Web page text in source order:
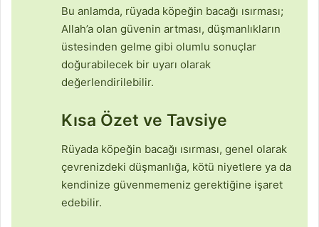
Bu anlamda, rüyada köpeğin bacağı ısırması;
Allah’a olan güvenin artması, düşmanlıkların
üstesinden gelme gibi olumlu sonuçlar
doğurabilecek bir uyarı olarak
değerlendirilebilir.
Kısa Özet ve Tavsiye
Rüyada köpeğin bacağı ısırması, genel olarak
çevrenizdeki düşmanlığa, kötü niyetlere ya da
kendinize güvenmemeniz gerektiğine işaret
edebilir.